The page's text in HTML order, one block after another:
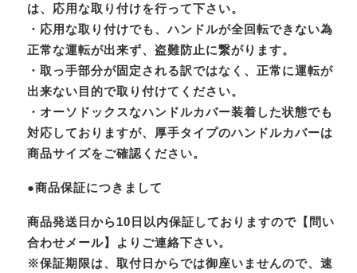
は、応用な取り付けを行って下さい。
・応用な取り付けでも、ハンドルが全回転できない為
正常な運転が出来ず、盗難防止に繋がります。
・取っ手部分が固定される訳ではなく、正常に運転が
出来ない目的で取り付けてください。
・オーソドックスなハンドルカバー装着した状態でも
対応しておりますが、厚手タイプのハンドルカバーは
商品サイズをご確認ください。
●商品保証につきまして
商品発送日から10日以内保証しておりますので【問い
合わせメール】よりご連絡下さい。
※保証期限は、取付日からでは御座いませんので、速